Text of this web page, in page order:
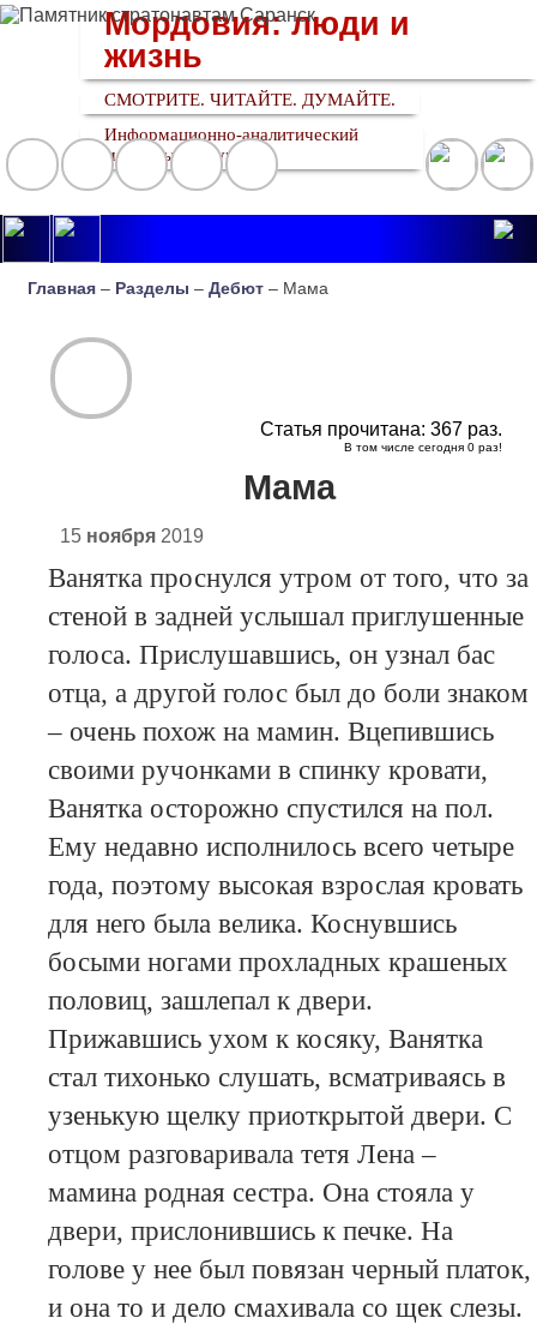
Мордовия: люди и
жизнь
СМОТРИТЕ. ЧИТАЙТЕ. ДУМАЙТЕ.
Информационно-аналитический
медийный ресурс
Главная – Разделы –Дебют – Мама
Статья прочитана: 367раз.
В том числе сегодня 0раз!
Мама
15 ноября2019
Ванятка проснулся утром от того, что за
стеной в задней услышал приглушенные
голоса. Прислушавшись, он узнал бас
отца, а другой голос был до боли знаком
– очень похож на мамин. Вцепившись
своими ручонками в спинку кровати,
Ванятка осторожно спустился на пол.
Ему недавно исполнилось всего четыре
года, поэтому высокая взрослая кровать
для него была велика. Коснувшись
босыми ногами прохладных крашеных
половиц, зашлепал к двери.
Прижавшись ухом к косяку, Ванятка
стал тихонько слушать, всматриваясь в
узенькую щелку приоткрытой двери. С
отцом разговаривала тетя Лена –
мамина родная сестра. Она стояла у
двери, прислонившись к печке. На
голове у нее был повязан черный платок,
и она то и дело смахивала со щек слезы.